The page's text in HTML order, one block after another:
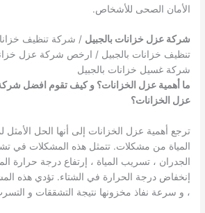
الأمان الصحى للأشخاص.
شركة عزل خزانات بالجبيل / شركة تنظيف
تنظيف خزانات بالجبيل / ارخص شركة عزل
شركة غسيل خزانات بالجبيل
ما أهمية عزل الخزانات؟ و كيف تقوم افضل
عزل الخزانات؟
ترجع أهمية عزل الخزانات إلى أنها الحل
المياة من مشكلات. تتمثل هذه المشكلات في
الجدران ، تسريب المياة ، إرتفاع درجة حرارة
إنخفاض درجة الحرارة في الشتاء. تؤدي هذه
، و سرعة نفاذ مخزونها نتيجة التشققات و